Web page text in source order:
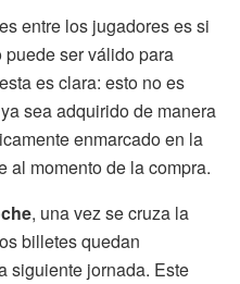
entre los jugadores es si
ser válido para
es clara: esto no es
sea adquirido de manera
enmarcado en la
al momento de la compra.
, una vez se cruza la
billetes quedan
siguiente jornada. Este